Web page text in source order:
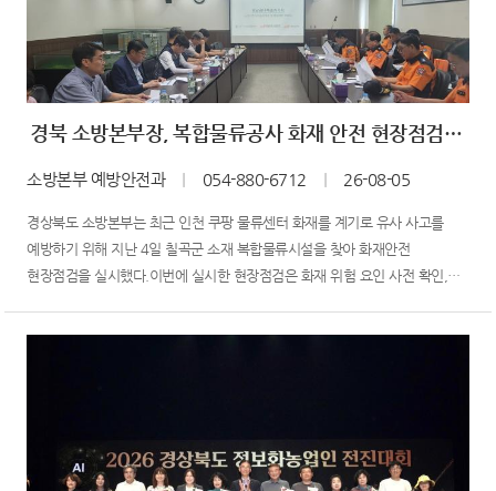
경북 소방본부장, 복합물류공사 화재 안전 현장점검에 나서
소방본부 예방안전과 ｜ 054-880-6712 ｜ 26-08-05
경상북도 소방본부는 최근 인천 쿠팡 물류센터 화재를 계기로 유사 사고를
예방하기 위해 지난 4일 칠곡군 소재 복합물류시설을 찾아 화재안전
현장점검을 실시했다.이번에 실시한 현장점검은 화재 위험 요인 사전 확인,